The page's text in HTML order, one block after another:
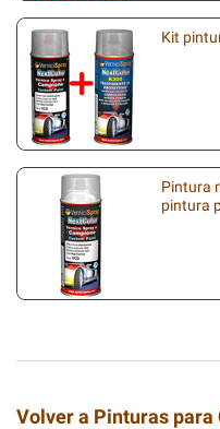
Kit
Pintura
pintura
Volver a Pinturas